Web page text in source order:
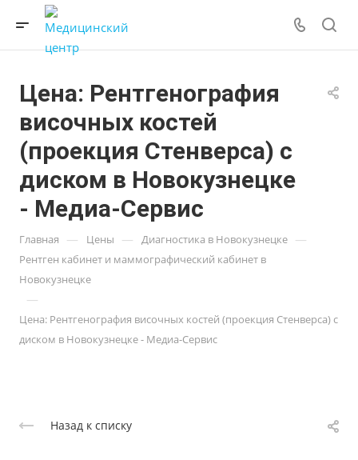
Цена: Рентгенография
височных костей
(проекция Стенверса) с
диском в Новокузнецке
- Медиа-Сервис
Главная — Цены — Диагностика в Новокузнецке —
Рентген кабинет и маммографический кабинет в
Новокузнецке
—
Цена: Рентгенография височных костей (проекция Стенверса) с
диском в Новокузнецке - Медиа-Сервис
Назад к списку